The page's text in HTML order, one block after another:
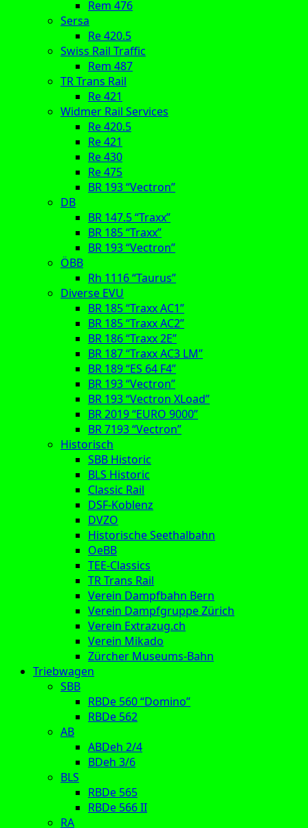
Rem 476
Sersa
Re 420.5
Swiss Rail Traffic
Rem 487
TR Trans Rail
Re 421
Widmer Rail Services
Re 420.5
Re 421
Re 430
Re 475
BR 193 “Vectron”
DB
BR 147.5 “Traxx”
BR 185 “Traxx”
BR 193 “Vectron”
ÖBB
Rh 1116 “Taurus”
Diverse EVU
BR 185 “Traxx AC1”
BR 185 “Traxx AC2”
BR 186 “Traxx 2E”
BR 187 “Traxx AC3 LM”
BR 189 “ES 64 F4”
BR 193 “Vectron”
BR 193 “Vectron XLoad”
BR 2019 “EURO 9000”
BR 7193 “Vectron”
Historisch
SBB Historic
BLS Historic
Classic Rail
DSF-Koblenz
DVZO
Historische Seethalbahn
OeBB
TEE-Classics
TR Trans Rail
Verein Dampfbahn Bern
Verein Dampfgruppe Zürich
Verein Extrazug.ch
Verein Mikado
Zürcher Museums-Bahn
Triebwagen
SBB
RBDe 560 “Domino”
RBDe 562
AB
ABDeh 2/4
BDeh 3/6
BLS
RBDe 565
RBDe 566 II
RA